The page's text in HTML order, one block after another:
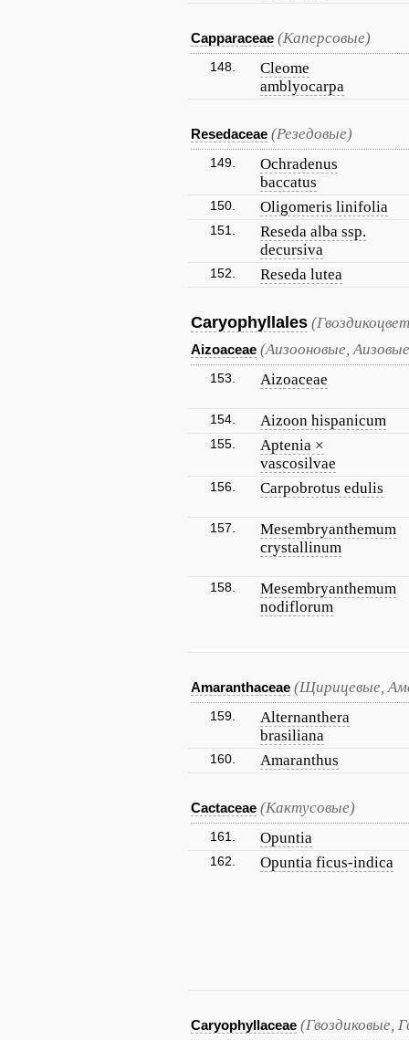
Capparaceae (Каперсовые)
148.
Cleome
amblyocarpa
Resedaceae (Резедовые)
149.
Ochradenus
baccatus
150. Oligomeris linifolia
151.
Reseda alba ssp.
decursiva
152. Reseda lutea
Caryophyllales
Aizoaceae (Аизооновые,
153. Aizoaceae
154. Aizoon hispanicum
155.
Aptenia ×
vascosilvae
156. Carpobrotus edulis
157.
Mesembryanthemum
crystallinum
158.
Mesembryanthemum
nodiflorum
Amaranthaceae (Щирицевые,
159.
Alternanthera
brasiliana
160. Amaranthus
Cactaceae (Кактусовые)
161. Opuntia
162. Opuntia ficus-indica
Caryophyllaceae (Гвоздиковые,